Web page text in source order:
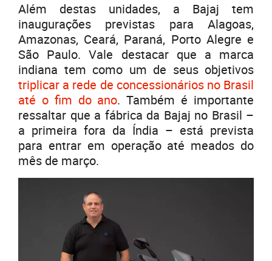
Além destas unidades, a Bajaj tem
inaugurações previstas para Alagoas,
Amazonas, Ceará, Paraná, Porto Alegre e
São Paulo. Vale destacar que a marca
indiana tem como um de seus objetivos
triplicar a rede de concessionários no Brasil
até o fim do ano. Também é importante
ressaltar que a fábrica da Bajaj no Brasil –
a primeira fora da Índia – está prevista
para entrar em operação até meados do
mês de março.